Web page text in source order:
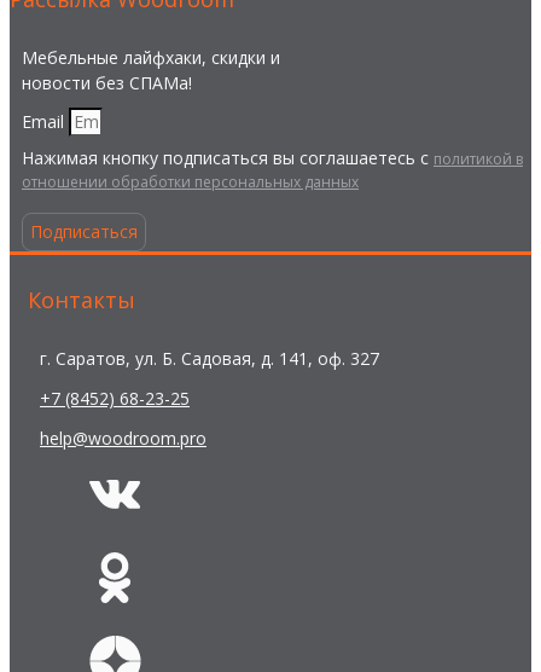
Мебельные лайфхаки, скидки и
новости без СПАМа!
Email
Нажимая кнопку подписаться вы соглашаетесь с политикой в
отношении обработки персональных данных
Подписаться
Контакты
г. Саратов, ул. Б. Садовая, д. 141, оф. 327
+7 (8452) 68-23-25
help@woodroom.pro